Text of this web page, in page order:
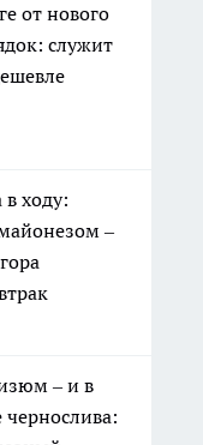
от нового
служит
ходу:
–
– и в
чернослива: